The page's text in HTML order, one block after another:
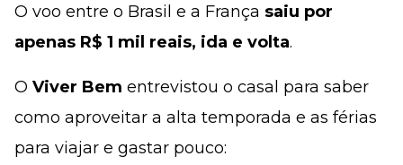
O voo entre o Brasil e a França saiu por
apenas R$ 1 mil reais, ida e volta.
O Viver Bem entrevistou o casal para saber
como aproveitar a alta temporada e as férias
para viajar e gastar pouco: